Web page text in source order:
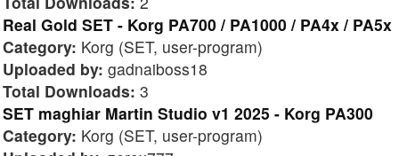
Real Gold SET - Korg PA700 / PA1000 / PA4x / PA5x
Category: Korg (SET, user-program)
Uploaded by: gadnaiboss18
Total Downloads: 3
SET maghiar Martin Studio v1 2025 - Korg PA300
Category: Korg (SET, user-program)